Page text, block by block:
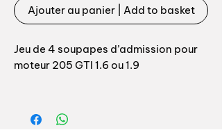
Ajouter au panier | Add to basket
Jeu de 4 soupapes d’admission pour
moteur 205 GTI 1.6 ou 1.9
- 180A/105chs - D6B/B6D/B6E